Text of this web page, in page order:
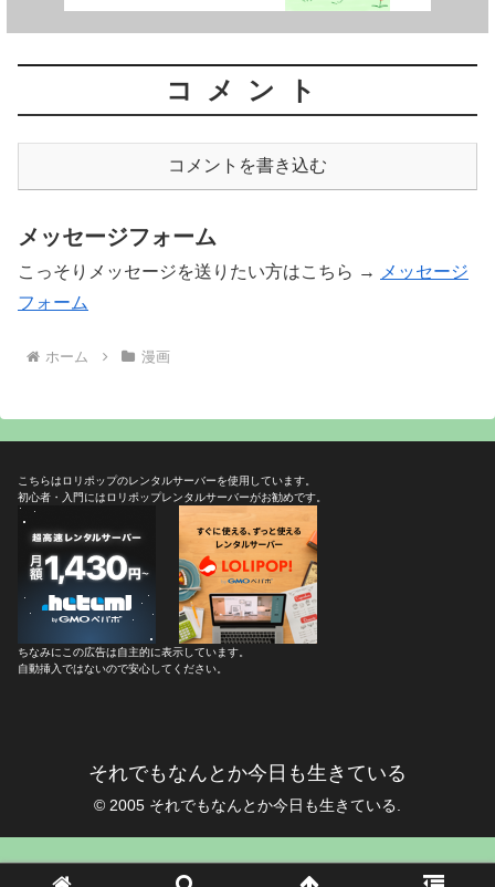
コメント
コメントを書き込む
メッセージフォーム
こっそりメッセージを送りたい方はこちら →
メッセージ
フォーム
ホーム 漫画
こちらはロリポップのレンタルサーバーを使用しています。
初心者・入門にはロリポップレンタルサーバーがお勧めです。
ちなみにこの広告は自主的に表示しています。
自動挿入ではないので安心してください。
それでもなんとか今日も生きている
© 2005 それでもなんとか今日も生きている.